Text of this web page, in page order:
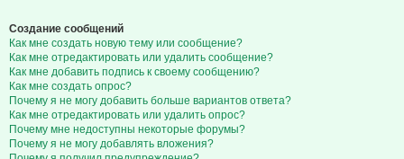
Создание сообщений
Как мне создать новую тему или сообщение?
Как мне отредактировать или удалить сообщение?
Как мне добавить подпись к своему сообщению?
Как мне создать опрос?
Почему я не могу добавить больше вариантов ответа?
Как мне отредактировать или удалить опрос?
Почему мне недоступны некоторые форумы?
Почему я не могу добавлять вложения?